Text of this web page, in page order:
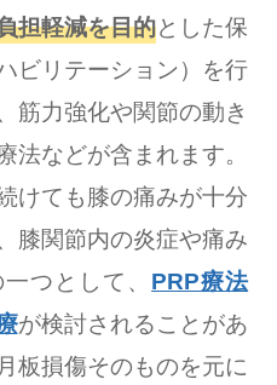
担軽減を目的とした保
ビリテーション）を行
筋力強化や関節の動き
法などが含まれます。
けても膝の痛みが十分
膝関節内の炎症や痛み
つとして、 PRP療法
が検討されることがあ
板損傷そのものを元に